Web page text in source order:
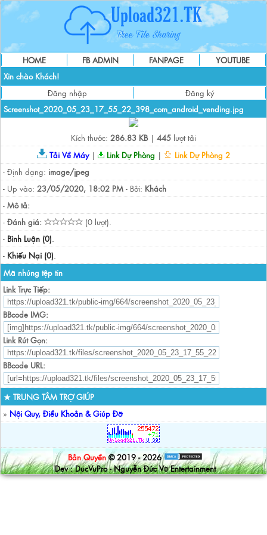
HOME FB ADMIN FANPAGE
YOUTUBE
Xin chào Khách!
Đăng nhập
Đăng ký
Screenshot_2020_05_23_17_55_22_398_com_android_vending.jpg
Kích thước: 286.83 KB| 445 lượt tải
Tải Về Máy| Link Dự Phòng |
Link Dự Phòng 2
- Định dạng: image/jpeg
- Up vào: 23/05/2020, 18:02 PM - Bởi: Khách
- Mô tả:
- Đánh giá:
(0 lượt).
- Bình Luận (0).
- Khiếu Nại (0).
Mã nhúng tệp tin
Link Trực Tiếp:
BBcode IMG:
Link Rút Gọn:
BBcode URL:
★ TRUNG TÂM TRỢ GIÚP
» Nội Quy, Điều Khoản & Giúp Đỡ
Bản Quyền © 2019 - 2026
Dev : DucVuPro - Nguyễn Đức Vũ Entertainment